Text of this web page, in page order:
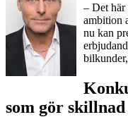
– Det här
ambition
nu kan
som gör skillnad